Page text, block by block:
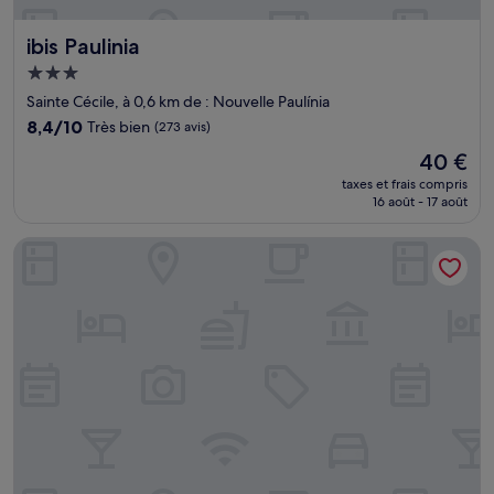
ibis Paulinia
ibis Paulinia
Hébergement
3.0 étoiles
Sainte Cécile, à 0,6 km de : Nouvelle Paulínia
8.4
8,4/10 Très bien (273 avis)
Le
nouveau
prix
de
40 €
40 €
taxes et frais compris
16 août - 17 août